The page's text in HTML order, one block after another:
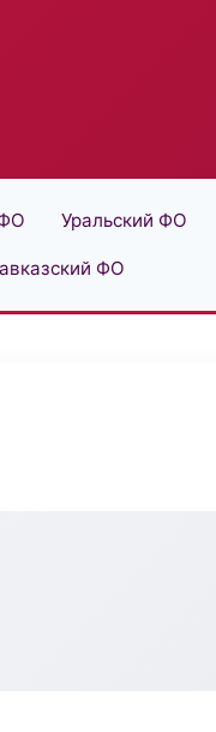
Уральский ФО
ФО